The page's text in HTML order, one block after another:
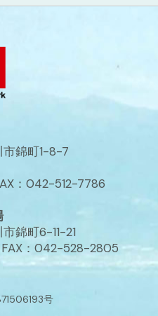
錦町1-8-7
：042-512-7786
錦町6-11-21
：042-528-2805
号